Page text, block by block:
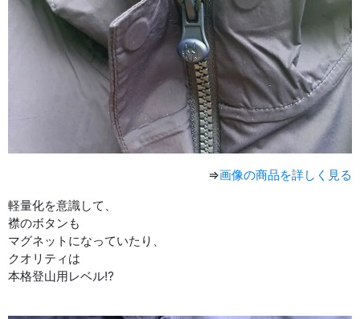
⇒画像の商品を詳しく見る
軽量化を意識して、
襟のボタンも
マグネットになっていたり、
クオリティは
本格登山用レベル⁉︎